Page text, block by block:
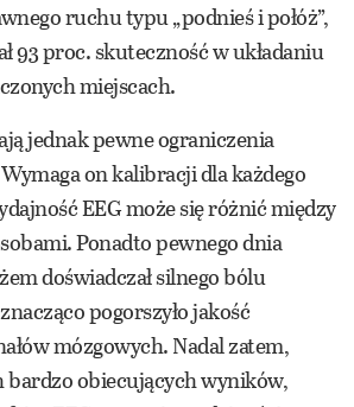
ruchu typu „podnieś i połóż”,
93 proc. skuteczność w układaniu
miejscach.
jednak pewne ograniczenia
on kalibracji dla każdego
EEG może się różnić między
Ponadto pewnego dnia
doświadczał silnego bólu
pogorszyło jakość
mózgowych. Nadal zatem,
bardzo obiecujących wyników,